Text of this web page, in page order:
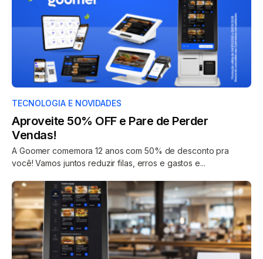
TECNOLOGIA E NOVIDADES
Aproveite 50% OFF e Pare de Perder
Vendas!
A Goomer comemora 12 anos com 50% de desconto pra
você! Vamos juntos reduzir filas, erros e gastos e...